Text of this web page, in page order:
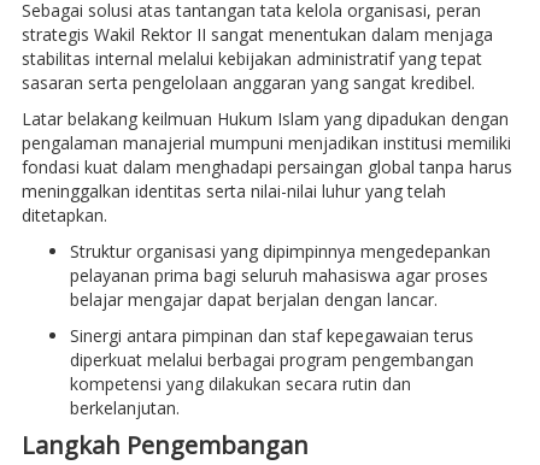
Sebagai solusi atas tantangan tata kelola organisasi, peran
strategis Wakil Rektor II sangat menentukan dalam menjaga
stabilitas internal melalui kebijakan administratif yang tepat
sasaran serta pengelolaan anggaran yang sangat kredibel.
Latar belakang keilmuan Hukum Islam yang dipadukan dengan
pengalaman manajerial mumpuni menjadikan institusi memiliki
fondasi kuat dalam menghadapi persaingan global tanpa harus
meninggalkan identitas serta nilai-nilai luhur yang telah
ditetapkan.
Struktur organisasi yang dipimpinnya mengedepankan
pelayanan prima bagi seluruh mahasiswa agar proses
belajar mengajar dapat berjalan dengan lancar.
Sinergi antara pimpinan dan staf kepegawaian terus
diperkuat melalui berbagai program pengembangan
kompetensi yang dilakukan secara rutin dan
berkelanjutan.
Langkah Pengembangan